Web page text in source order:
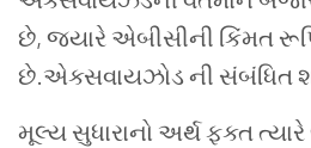
છે, જ્યારે એબીસીની કિંમત
છે.એક્સવાયઝોડ ની સંબંધિત
મૂલ્ય સુધારાનો અર્થ ફક્ત